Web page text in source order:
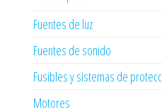
Fuentes de luz
Fuentes de sonido
Fusibles y sistemas de
Motores